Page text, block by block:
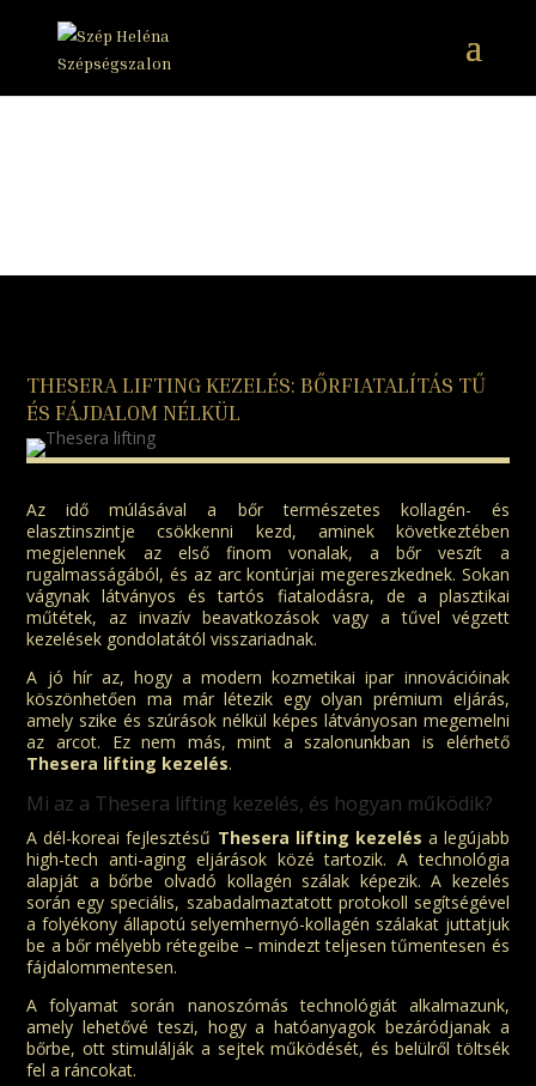
THESERA LIFTING KEZELÉS: BŐRFIATALÍTÁS TŰ
ÉS FÁJDALOM NÉLKÜL
Az idő múlásával a bőr természetes kollagén- és
elasztinszintje csökkenni kezd, aminek következtében
megjelennek az első finom vonalak, a bőr veszít a
rugalmasságából, és az arc kontúrjai megereszkednek. Sokan
vágynak látványos és tartós fiatalodásra, de a plasztikai
műtétek, az invazív beavatkozások vagy a tűvel végzett
kezelések gondolatától visszariadnak.
A jó hír az, hogy a modern kozmetikai ipar innovációinak
köszönhetően ma már létezik egy olyan prémium eljárás,
amely szike és szúrások nélkül képes látványosan megemelni
az arcot. Ez nem más, mint a szalonunkban is elérhető
Thesera lifting kezelés.
Mi az a Thesera lifting kezelés, és hogyan működik?
A dél-koreai fejlesztésű Thesera lifting kezelés a legújabb
high-tech anti-aging eljárások közé tartozik. A technológia
alapját a bőrbe olvadó kollagén szálak képezik. A kezelés
során egy speciális, szabadalmaztatott protokoll segítségével
a folyékony állapotú selyemhernyó-kollagén szálakat juttatjuk
be a bőr mélyebb rétegeibe – mindezt teljesen tűmentesen és
fájdalommentesen.
A folyamat során nanoszómás technológiát alkalmazunk,
amely lehetővé teszi, hogy a hatóanyagok bezáródjanak a
bőrbe, ott stimulálják a sejtek működését, és belülről töltsék
fel a ráncokat.